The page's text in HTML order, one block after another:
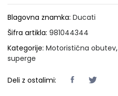
Blagovna znamka: Ducati
Šifra artikla: 981044344
Kategorije: Motoristična obutev,
superge
Deli z ostalimi: